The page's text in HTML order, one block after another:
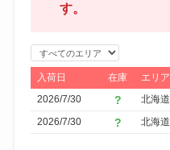
す。
エ
リ
ア
入荷日 在庫 エリア
2026/7/30
北海道
2026/7/30
北海道